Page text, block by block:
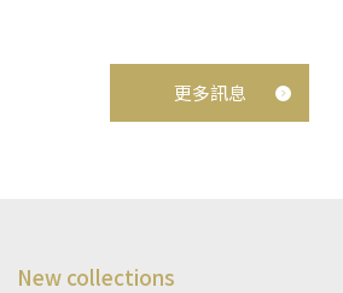
更多訊息
New collections